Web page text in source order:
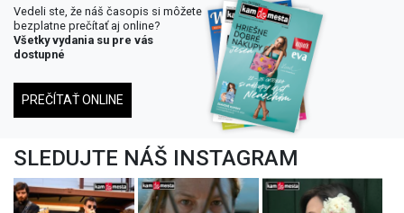
Vedeli ste, že náš časopis si môžete
bezplatne prečítať aj online?
Všetky vydania su pre vás
dostupné
PREČÍTAŤ ONLINE
SLEDUJTE NÁŠ INSTAGRAM